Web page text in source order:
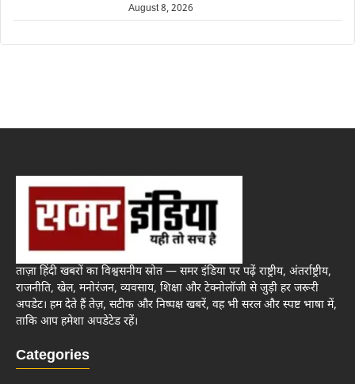
August 8, 2026
ताज़ा हिंदी खबरों का विश्वसनीय स्रोत — समर इंडिया पर पढ़ें राष्ट्रीय, अंतर्राष्ट्रीय,
राजनीति, खेल, मनोरंजन, व्यवसाय, शिक्षा और टेक्नोलॉजी से जुड़ी हर जरूरी
अपडेट। हम देते हैं तेज़, सटीक और निष्पक्ष खबरें, वह भी सरल और स्पष्ट भाषा में,
ताकि आप हमेशा अपडेटेड रहें।
Categories